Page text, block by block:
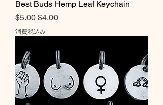
Best Buds Hemp Leaf Keychain
通常価格
$5.00 セール価格
$4.00
消費税込み